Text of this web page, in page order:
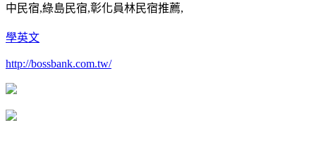
中民宿,綠島民宿,彰化員林民宿推薦,
學英文
http://bossbank.com.tw/